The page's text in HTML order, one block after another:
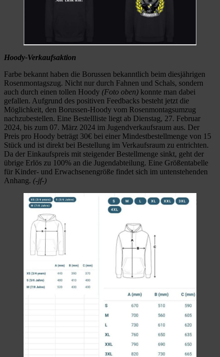
Hoody-Verkaufsaktion
Farbe bekannt haben die Borussen bekanntlich beim diesjährigen
Rosenmontagszug. Nicht nur durch Fahnen und Schals, sondern
auch durch einen tollen Hoody (Foto oben) konnte man dabei
gefallen. Aufgrund des positiven Feedbacks besteht jetzt die
Möglichkeit, den Borussen-Hoody vom Rosenmontagsumzug
nachzubestellen. Eine Bestellliste liegt ab Dienstag, 27. Februar
2024, bis zum 07. März 2024 im Jugendverkaufsraum aus. Der
Preis pro Hoody beträgt 30€ bei einer Mindestbestellmenge von 15
Stück und ist direkt bei Bestellung im Verkaufsraum zu entrichten.
Da der Einkaufspreis mit steigender Bestellmenge sinkt, geht der
übrige Erlös zu 100% an die Jugendabteilung. Eine Größentabelle
für Kinder- und Erwachsenengröße findet sich im untenstehenden
Anhang. (-jf-)